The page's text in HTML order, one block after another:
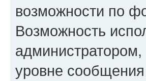
возможности по
Возможность
уровне